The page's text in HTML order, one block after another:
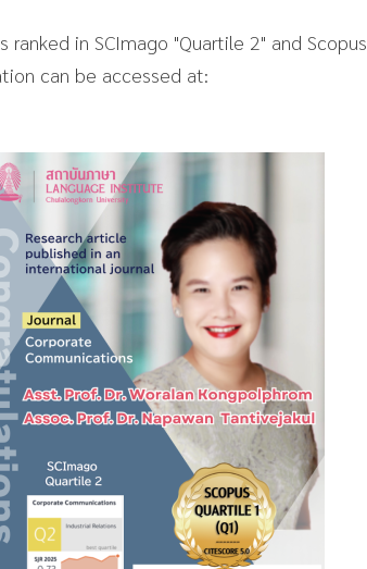
in SCImago "Quartile 2" and Scopus
can be accessed at: